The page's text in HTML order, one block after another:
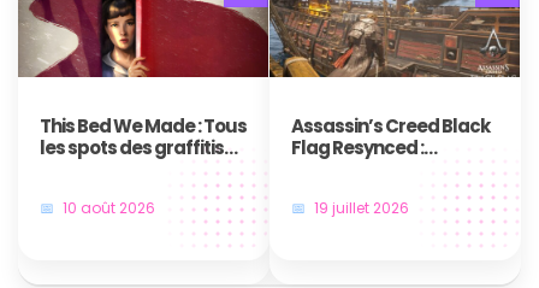
This Bed We Made : Tous
les spots des graffitis
de Wendy et Jacques
(Writing’s On The Wall)
10 août 2026
Assassin’s Creed Black
Flag Resynced :
Comment obtenir le
trophée / succès Tiré
par les cheveux IV ?
19 juillet 2026